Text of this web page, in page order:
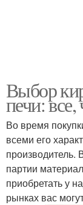
Выбор
печи:
Во время
всеми его
производитель.
партии
приобретать у
рынках вас